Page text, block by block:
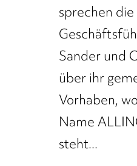
sprechen die
Sander und
über ihr
Vorhaben,
Name
steht...